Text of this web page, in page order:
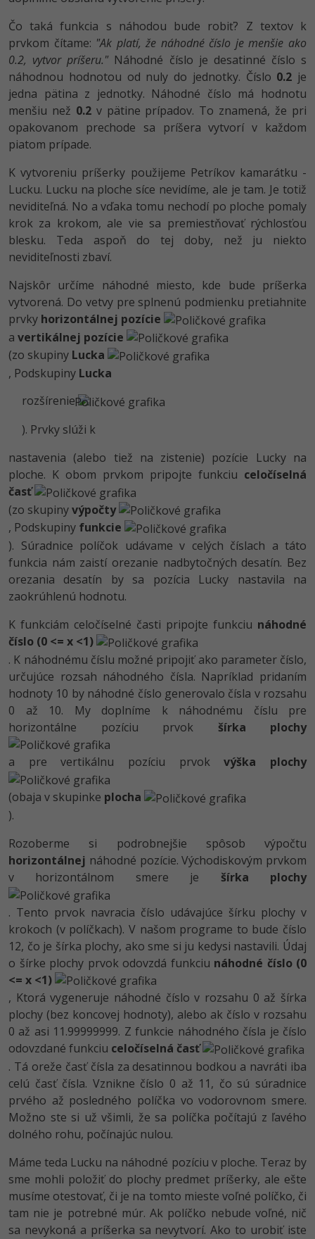
UX
Business
Copywriting -30%
MS Office -80%
Time management
Fórum
Linux a UNIX
Siete
Kybernetická bezpečnost
Elektronický podpis
Windows
Adobe Lightroom -30%
Adobe XD -15%
Adobe InDesign -25%
Adobe After Effects
Inkscape
Fotografovanie -80%
Video
Ostatné
Kariéra
Čo taká funkcia s náhodou bude robiť? Z textov k
prvkom čítame: "Ak platí, že náhodné číslo je menšie ako
0.2, vytvor príšeru."Náhodné číslo je desatinné číslo s
náhodnou hodnotou od nuly do jednotky. Číslo 0.2 je
jedna pätina z jednotky. Náhodné číslo má hodnotu
menšiu než 0.2v pätine prípadov. To znamená, že pri
opakovanom prechode sa príšera vytvorí v každom
piatom prípade.
K vytvoreniu príšerky použijeme Petríkov kamarátku -
Lucku. Lucku na ploche síce nevidíme, ale je tam. Je totiž
neviditeľná. No a vďaka tomu nechodí po ploche pomaly
krok za krokom, ale vie sa premiestňovať rýchlosťou
blesku. Teda aspoň do tej doby, než ju niekto
neviditeľnosti zbaví.
Najskôr určíme náhodné miesto, kde bude príšerka
vytvorená. Do vetvy pre splnenú podmienku pretiahnite
prvky horizontálnej pozície
a vertikálnej pozície
(zo skupiny Lucka
, Podskupiny Lucka
rozšírenie
). Prvky slúži k
nastavenia (alebo tiež na zistenie) pozície Lucky na
ploche. K obom prvkom pripojte funkciu celočíselná
časť
(zo skupinyvýpočty
, Podskupiny funkcie
). Súradnice políčok udávame v celých číslach a táto
funkcia nám zaistí orezanie nadbytočných desatín. Bez
orezania desatín by sa pozícia Lucky nastavila na
zaokrúhlenú hodnotu.
K funkciám celočíselné časti pripojte funkciu náhodné
číslo (0 <= x <1)
. K náhodnému číslu možné pripojiť ako parameter číslo,
určujúce rozsah náhodného čísla. Napríklad pridaním
hodnoty 10 by náhodné číslo generovalo čísla v rozsahu
0 až 10. My doplníme k náhodnému číslu pre
horizontálne pozíciu prvok šírka plochy
a pre vertikálnu pozíciu prvokvýška plochy
(obaja v skupinke plocha
).
Rozoberme si podrobnejšie spôsob výpočtu
horizontálnej náhodné pozície. Východiskovým prvkom
v horizontálnom smere je šírka plochy
. Tento prvok navracia číslo udávajúce šírku plochy v
krokoch (v políčkach). V našom programe to bude číslo
12, čo je šírka plochy, ako sme si ju kedysi nastavili. Údaj
o šírke plochy prvok odovzdá funkciu náhodné číslo (0
<= x <1)
, Ktorá vygeneruje náhodné číslo v rozsahu 0 až šírka
plochy (bez koncovej hodnoty), alebo ak číslo v rozsahu
0 až asi 11.99999999. Z funkcie náhodného čísla je číslo
odovzdané funkciu celočíselná časť
. Tá oreže časť čísla za desatinnou bodkou a navráti iba
celú časť čísla. Vznikne číslo 0 až 11, čo sú súradnice
prvého až posledného políčka vo vodorovnom smere.
Možno ste si už všimli, že sa políčka počítajú z ľavého
dolného rohu, počínajúc nulou.
Máme teda Lucku na náhodné pozíciu v ploche. Teraz by
sme mohli položiť do plochy predmet príšerky, ale ešte
musíme otestovať, či je na tomto mieste voľné políčko, či
tam nie je potrebné múr. Ak políčko nebude voľné, nič
sa nevykoná a príšerka sa nevytvorí. Ako to urobiť iste